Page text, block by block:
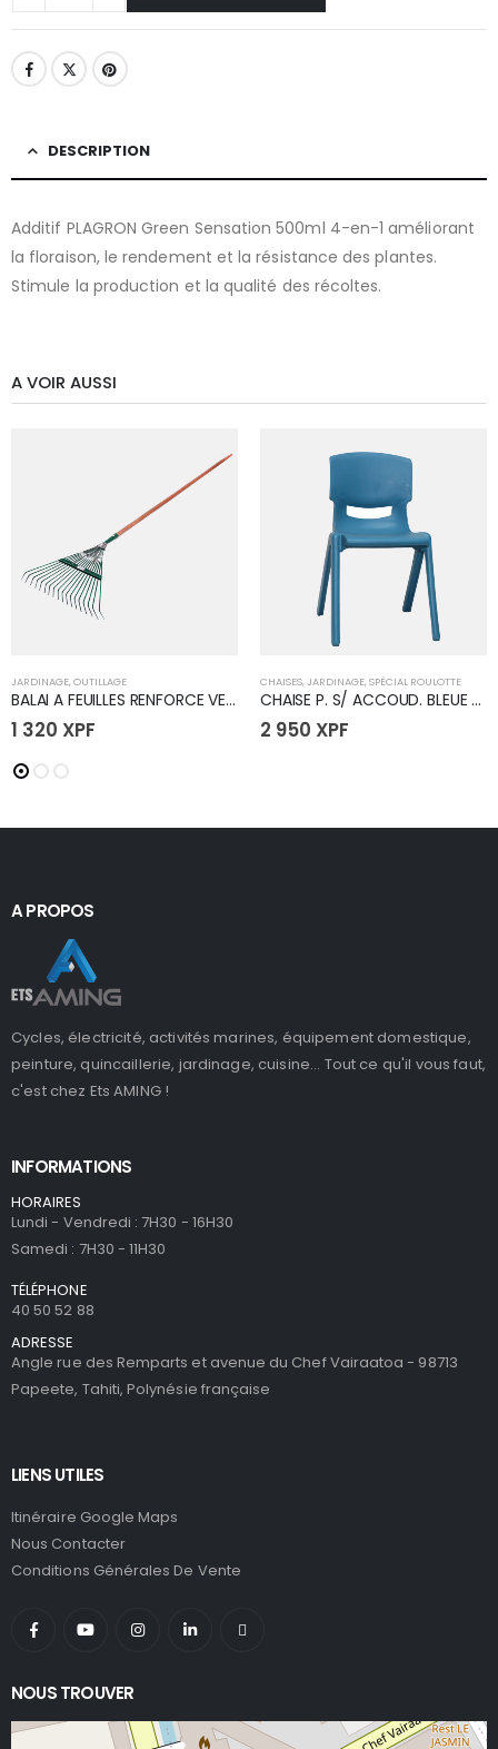
DESCRIPTION
Additif PLAGRON Green Sensation 500ml 4-en-1 améliorant
la floraison, le rendement et la résistance des plantes.
Stimule la production et la qualité des récoltes.
A VOIR AUSSI
JARDINAGE, OUTILLAGE
BALAI A FEUILLES RENFORCE VERT
1 320 XPF
CHAISES, JARDINAGE, SPÉCIAL ROULOTTE
CHAISE P. S/ ACCOUD. BLEUE CIEL
2 950 XPF
A PROPOS
Cycles, électricité, activités marines, équipement domestique,
peinture, quincaillerie, jardinage, cuisine... Tout ce qu'il vous faut,
c'est chez Ets AMING !
INFORMATIONS
HORAIRES
Lundi - Vendredi : 7H30 - 16H30
Samedi : 7H30 - 11H30
TÉLÉPHONE
40 50 52 88
ADRESSE
Angle rue des Remparts et avenue du Chef Vairaatoa - 98713
Papeete, Tahiti, Polynésie française
LIENS UTILES
Itinéraire Google Maps
Nous Contacter
Conditions Générales De Vente
NOUS TROUVER